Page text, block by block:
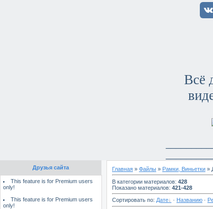
Всё
Друзья сайта
This feature is for Premium users
only!
This feature is for Premium users
only!
Главная » Файлы » Рамки, Виньетки »
В категории материалов: 428
Показано материалов: 421-428
Сортировать по: Дате · Названию ·